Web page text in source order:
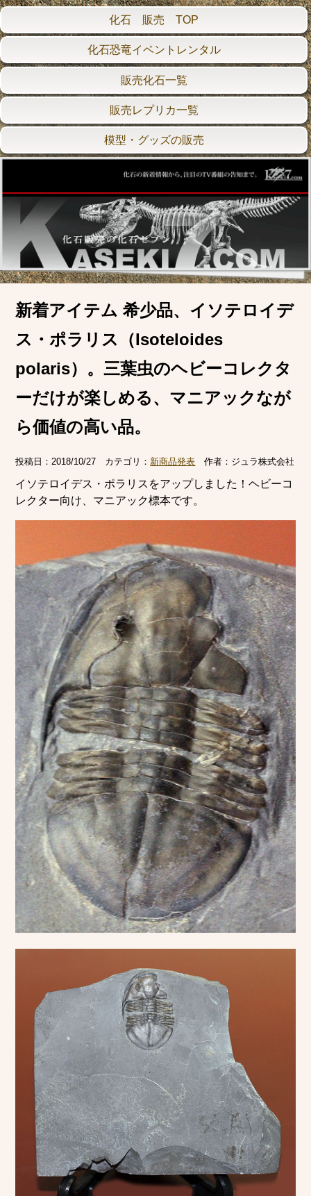
化石 販売 TOP
化石恐竜イベントレンタル
販売化石一覧
販売レプリカ一覧
模型・グッズの販売
新着アイテム 希少品、イソテロイデ
ス・ポラリス（Isoteloides
polaris）。三葉虫のヘビーコレクタ
ーだけが楽しめる、マニアックなが
ら価値の高い品。
投稿日：2018/10/27 カテゴリ： 新商品発表 作者： ジュラ株式会社
イソテロイデス・ポラリスをアップしました！ヘビーコ
レクター向け、マニアック標本です。